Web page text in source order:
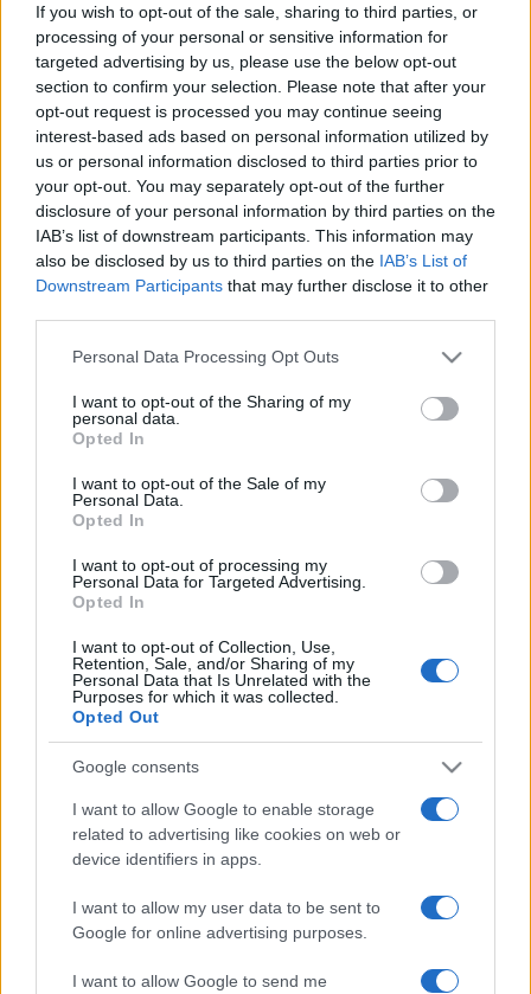
If you wish to opt-out of the sale, sharing to third parties, or
processing of your personal or sensitive information for
targeted advertising by us, please use the below opt-out
section to confirm your selection. Please note that after your
opt-out request is processed you may continue seeing
interest-based ads based on personal information utilized by
us or personal information disclosed to third parties prior to
your opt-out. You may separately opt-out of the further
disclosure of your personal information by third parties on the
IAB’s list of downstream participants. This information may
also be disclosed by us to third parties on the IAB’s List of
Downstream Participants that may further disclose it to other
Please note that this website/app uses one or more Google
not limited to your visit or usage behaviour. You may click to
grant or deny consent to Google and its third-party tags to
use your data for below specified purposes in below Google
consent section.
Personal Data Processing Opt Outs
I want to opt-out of the Sharing of my
personal data.
Opted In
I want to opt-out of the Sale of my
Personal Data.
Opted In
I want to opt-out of processing my
Personal Data for Targeted Advertising.
Opted In
I want to opt-out of Collection, Use,
Retention, Sale, and/or Sharing of my
Personal Data that Is Unrelated with the
Purposes for which it was collected.
Opted Out
Google consents
I want to allow Google to enable storage
related to advertising like cookies on web or
device identifiers in apps.
I want to allow my user data to be sent to
Google for online advertising purposes.
I want to allow Google to send me
szervtranszplantált gyermekek elő- és utógondozásában és
rehabilitációjában, a kisgyermekek endoszkópiás és
bronchoszkópiás diagnosztikájában. Évente 12 ezer
ultrahang és hétezer röntgen vizsgálatot végeznek.
Nem csak a testi egészségéről fontos gondoskodni a
gyermekeknek. Gyógyulásukhoz elengedhetetlen, hogy a
lelkük számára is megtegyünk mindent a rendelkezésre álló
eszközökkel. A gyerekklinika törekszik arra, hogy
mind gyermekbarátibb gyógyházzá váljon. Ebben próbál
segíteni az Óbudai Danubia Zenekar előadása a gyógyuló
gyermekek számára.
Műsor:Haydn:A patikus? vígopera gyerekeknek
Közreműködik:Wágner Adrienn, Heiter Melinda, Honinger
Vezényel:Hámori Máté